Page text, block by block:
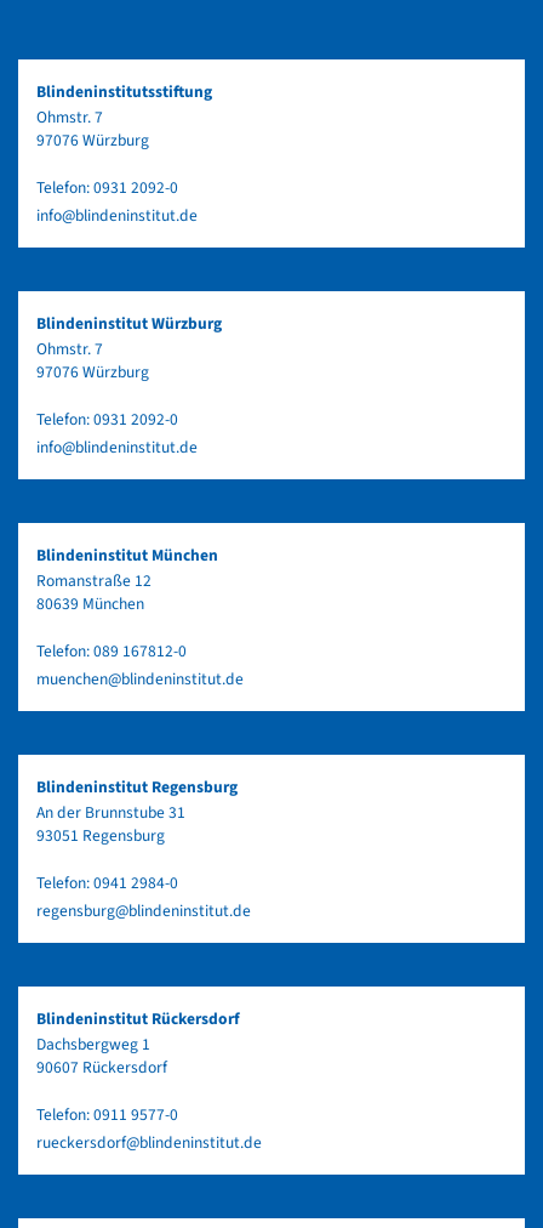
Blindeninstitutsstiftung
Ohmstr. 7
97076 Würzburg
Telefon:0931 2092-0
info@blindeninstitut.de
Blindeninstitut Würzburg
Ohmstr. 7
97076 Würzburg
Telefon:0931 2092-0
info@blindeninstitut.de
Blindeninstitut München
Romanstraße 12
80639 München
Telefon:089 167812-0
muenchen@blindeninstitut.de
Blindeninstitut Regensburg
An der Brunnstube 31
93051 Regensburg
Telefon:0941 2984-0
regensburg@blindeninstitut.de
Blindeninstitut Rückersdorf
Dachsbergweg 1
90607 Rückersdorf
Telefon:0911 9577-0
rueckersdorf@blindeninstitut.de